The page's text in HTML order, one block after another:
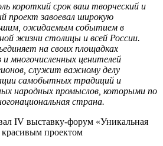
короткий срок ваш творческий и
проект завоевал широкую
ожидаемым событием в
жизни столицы и всей России.
на своих площадках
многочисленных ценителей
служит важному делу
самобытных традиций и
народных промыслов, которыми по
страна.